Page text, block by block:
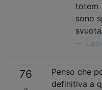
totem
sono
76
Penso che
definitiva a